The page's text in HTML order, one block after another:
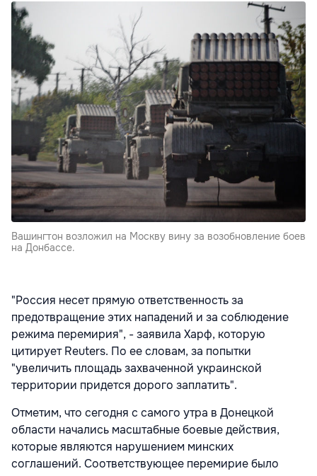
Вашингтон возложил на Москву вину за возобновление боев
на Донбассе.
"Россия несет прямую ответственность за
предотвращение этих нападений и за соблюдение
режима перемирия", - заявила Харф, которую
цитирует Reuters. По ее словам, за попытки
"увеличить площадь захваченной украинской
территории придется дорого заплатить".
Отметим, что сегодня с самого утра в Донецкой
области начались масштабные боевые действия,
которые являются нарушением минских
соглашений. Соответствующее перемирие было